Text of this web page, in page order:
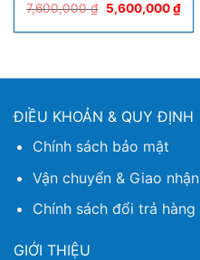
7,600,000₫ 5,600,000₫
ĐIỀU KHOẢN & QUY ĐỊNH
Chính sách bảo mật
Vận chuyển & Giao nhận
Chính sách đổi trả hàng
GIỚI THIỆU